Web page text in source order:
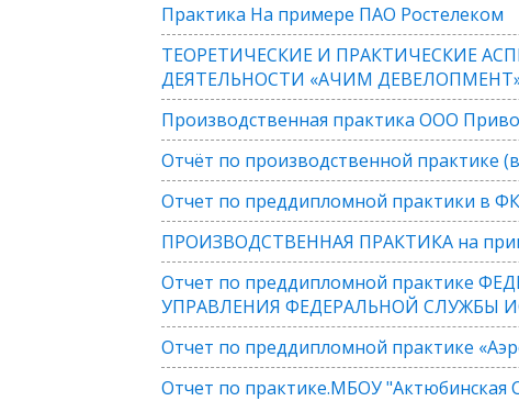
Практика На примере ПАО Ростелеком
ТЕОРЕТИЧЕСКИЕ И ПРАКТИЧЕСКИЕ
ДЕЯТЕЛЬНОСТИ «АЧИМ
Производственная практика ООО
Отчёт по производственной практике
Отчет по преддипломной практики в
ПРОИЗВОДСТВЕННАЯ ПРАКТИКА на
Отчет по преддипломной практике
УПРАВЛЕНИЯ ФЕДЕРАЛЬНОЙ СЛУЖБЫ
Отчет по преддипломной практике
Отчет по практике.МБОУ